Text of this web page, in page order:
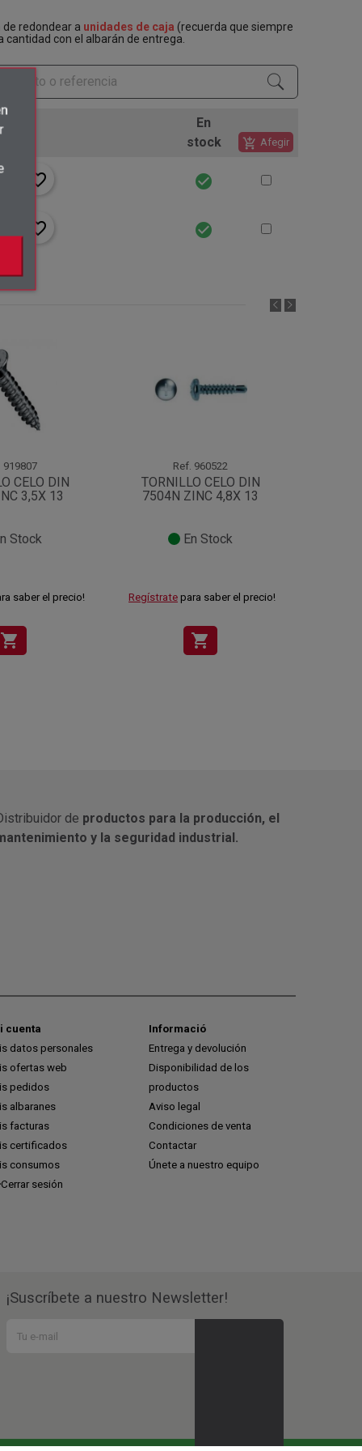
redondear a unidades de caja (recuerda que siempre
con el albarán de entrega.
En
stock
add_shopping_cart Afegir
favorite_border check_circle
favorite_border check_circle
919807
CELO DIN
3,5X 13
Stock
saber el precio!
shopping_cart
Ref. 960522
TORNILLO CELO DIN
7504N ZINC 4,8X 13
En Stock
Regístrate para saber el precio!
shopping_cart
de productos para la producción, el
y la seguridad industrial.
cuenta
datos personales
ofertas web
pedidos
albaranes
facturas
certificados
consumos
Cerrar sesión
Informació
Entrega y devolución
Disponibilidad de los
productos
Aviso legal
Condiciones de venta
Contactar
Únete a nuestro equipo
¡Suscríbete a nuestro Newsletter!